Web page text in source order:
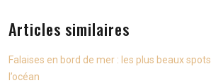
Articles similaires
Falaises en bord de mer : les plus beaux
l’océan